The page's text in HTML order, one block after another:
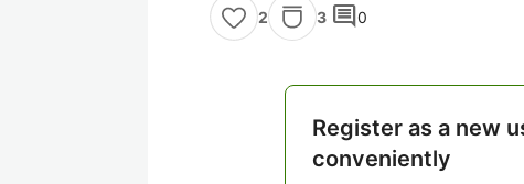
2 3 comment0
Register as a new
conveniently